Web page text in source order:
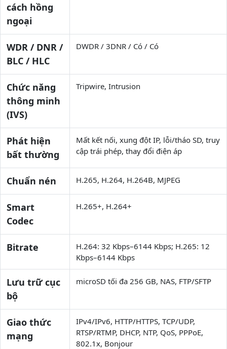
cách hồng
ngoại
WDR / DNR /
BLC / HLC
DWDR / 3DNR / Có / Có
Chức năng
thông minh
(IVS)
Tripwire, Intrusion
Phát hiện
bất thường
Mất kết nối, xung đột IP, lỗi/tháo SD, truy
cập trái phép, thay đổi điện áp
Chuẩn nén H.265, H.264, H.264B, MJPEG
Smart
Codec
H.265+, H.264+
Bitrate
H.264: 32 Kbps–6144 Kbps; H.265: 12
Kbps–6144 Kbps
Lưu trữ cục
bộ
microSD tối đa 256 GB, NAS, FTP/SFTP
Giao thức
mạng
IPv4/IPv6, HTTP/HTTPS, TCP/UDP,
RTSP/RTMP, DHCP, NTP, QoS, PPPoE,
802.1x, Bonjour